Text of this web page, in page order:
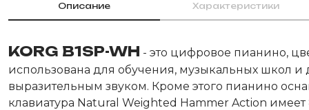
Описание Характеристики
KORG B1SP-WH - это цифровое пианино,
использована для обучения, музыкальных школ
выразительным звуком. Кроме этого пианино
клавиатура Natural Weighted Hammer Action